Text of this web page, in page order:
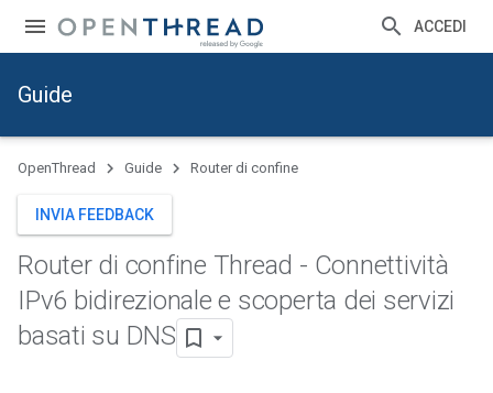
ACCEDI
Guide
OpenThread Guide Router di confine
INVIA FEEDBACK
Router di confine Thread - Connettività
IPv6 bidirezionale e scoperta dei servizi
basati su DNS